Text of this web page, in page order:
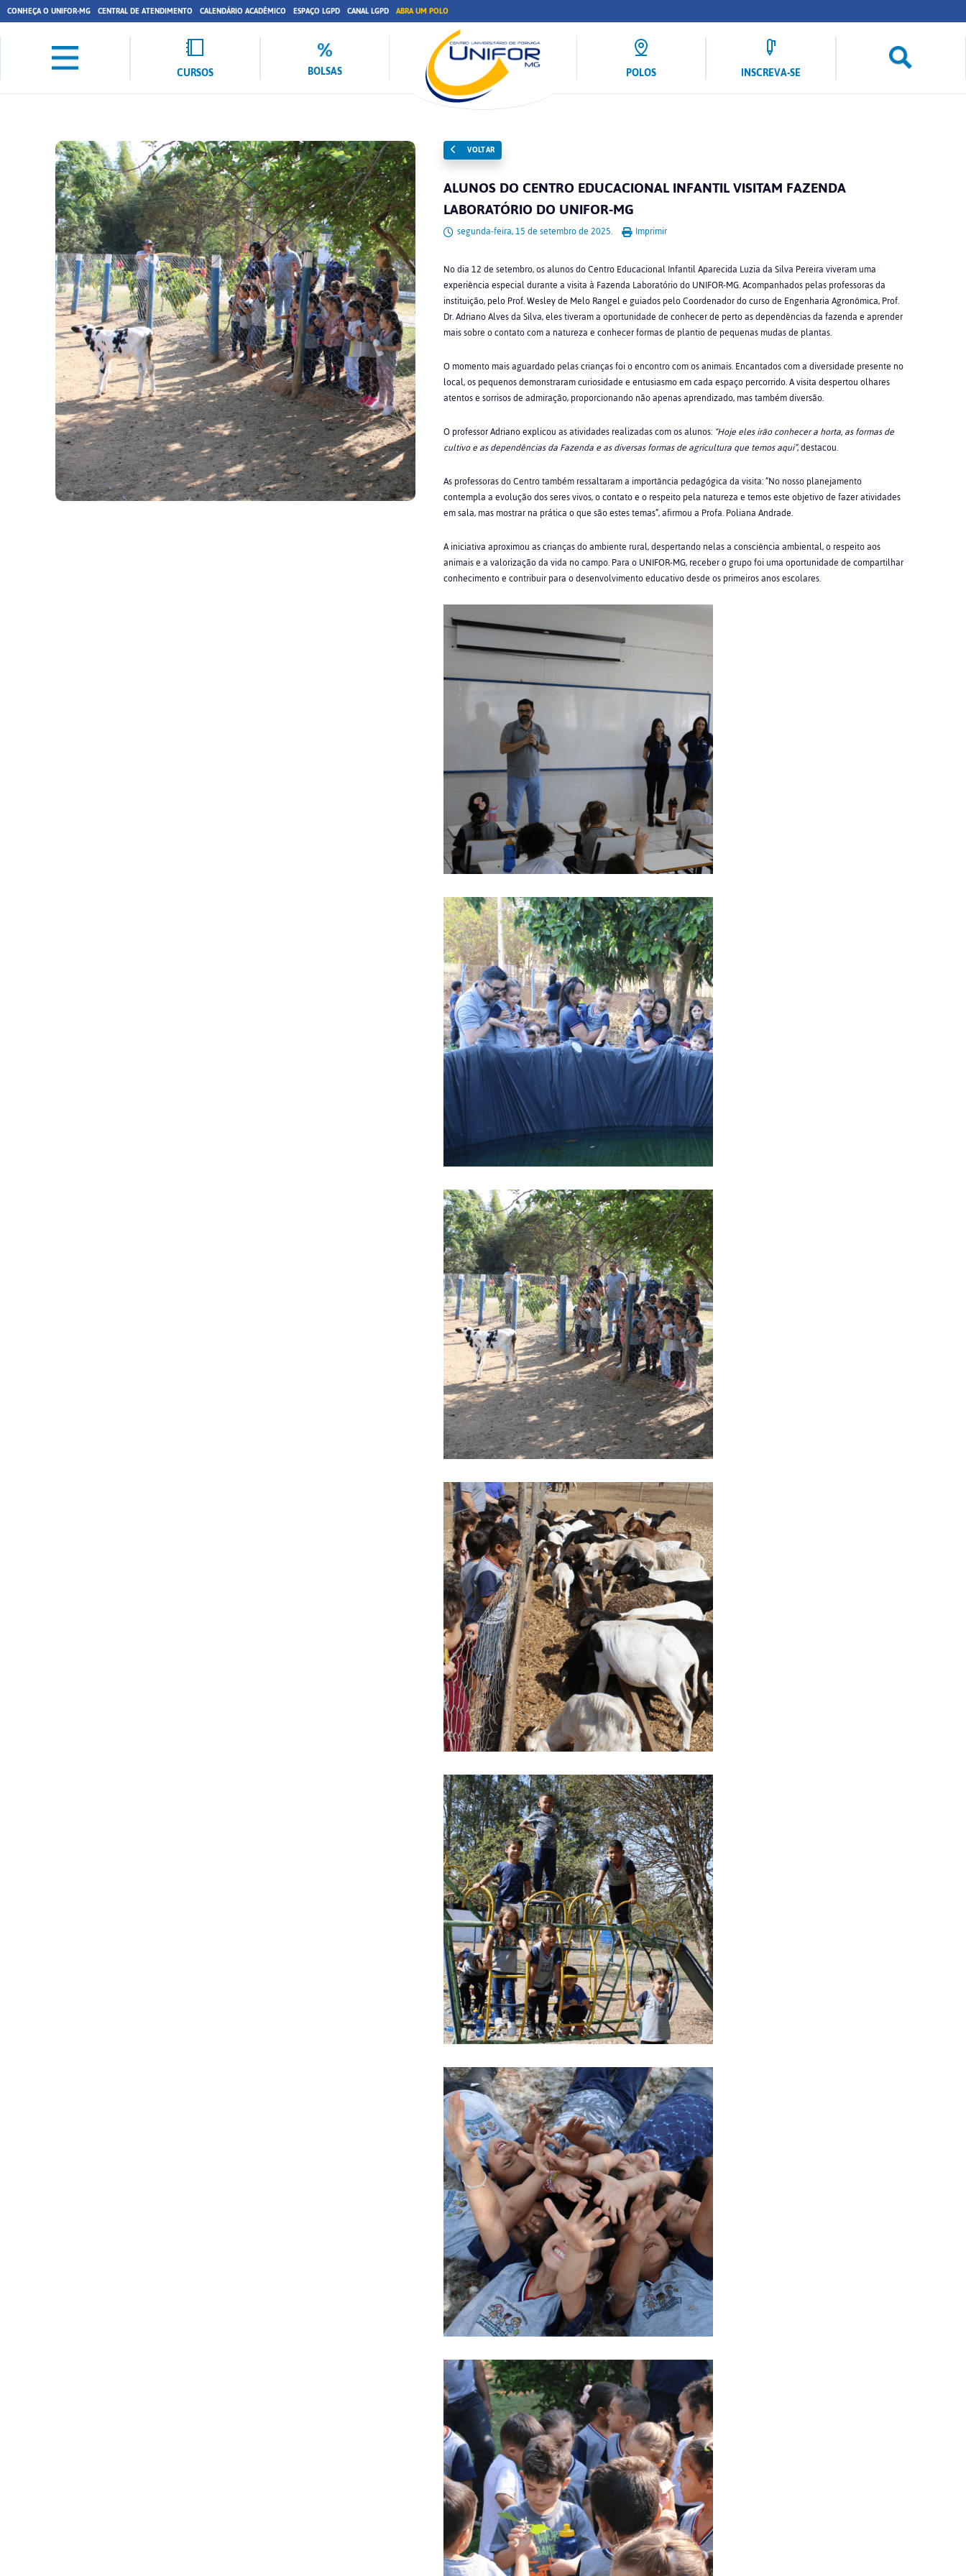
CONHEÇA O UNIFOR-MG CENTRAL DE ATENDIMENTO CALENDÁRIO ACADÊMICO ESPAÇO LGPD CANAL LGPD ABRA UM POLO
CURSOS BOLSAS POLOS INSCREVA-SE
VOLTAR
ALUNOS DO CENTRO EDUCACIONAL INFANTIL VISITAM FAZENDA
LABORATÓRIO DO UNIFOR-MG
segunda-feira, 15 de setembro de 2025. Imprimir
No dia 12 de setembro, os alunos do Centro Educacional Infantil Aparecida Luzia da Silva Pereira viveram uma
experiência especial durante a visita à Fazenda Laboratório do UNIFOR-MG. Acompanhados pelas professoras da
instituição, pelo Prof. Wesley de Melo Rangel e guiados pelo Coordenador do curso de Engenharia Agronômica, Prof.
Dr. Adriano Alves da Silva, eles tiveram a oportunidade de conhecer de perto as dependências da fazenda e aprender
mais sobre o contato com a natureza e conhecer formas de plantio de pequenas mudas de plantas.
O momento mais aguardado pelas crianças foi o encontro com os animais. Encantados com a diversidade presente no
local, os pequenos demonstraram curiosidade e entusiasmo em cada espaço percorrido. A visita despertou olhares
atentos e sorrisos de admiração, proporcionando não apenas aprendizado, mas também diversão.
O professor Adriano explicou as atividades realizadas com os alunos: “Hoje eles irão conhecer a horta, as formas de
cultivo e as dependências da Fazenda e as diversas formas de agricultura que temos aqui”, destacou.
As professoras do Centro também ressaltaram a importância pedagógica da visita: “No nosso planejamento
contempla a evolução dos seres vivos, o contato e o respeito pela natureza e temos este objetivo de fazer atividades
em sala, mas mostrar na prática o que são estes temas”, afirmou a Profa. Poliana Andrade.
A iniciativa aproximou as crianças do ambiente rural, despertando nelas a consciência ambiental, o respeito aos
animais e a valorização da vida no campo. Para o UNIFOR-MG, receber o grupo foi uma oportunidade de compartilhar
conhecimento e contribuir para o desenvolvimento educativo desde os primeiros anos escolares.